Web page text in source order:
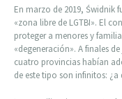
En marzo de 2019, Świdnik
«zona libre de LGTBI». El
proteger a menores y
«degeneración». A finales
cuatro provincias habían
de este tipo son infinitos: